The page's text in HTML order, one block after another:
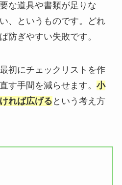
な道具や書類が足りな
、というものです。どれ
防ぎやすい失敗です。
初にチェックリストを作
す手間を減らせます。 小
れば広げる という考え方